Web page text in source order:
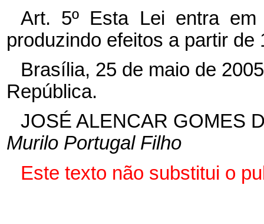
Art. 5º Esta Lei entra
produzindo efeitos a partir de
Brasília, 25 de maio de
República.
JOSÉ ALENCAR GOMES
Murilo Portugal Filho
Este texto não substitui o